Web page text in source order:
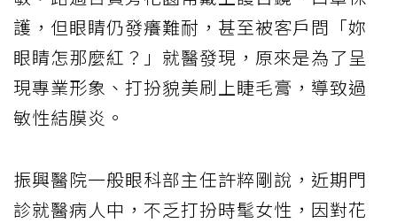
護，但眼睛仍發癢難耐，甚至被客戶問「妳
眼睛怎那麼紅？」就醫發現，原來是為了呈
現專業形象、打扮貌美刷上睫毛膏，導致過
敏性結膜炎。
振興醫院一般眼科部主任許粹剛說，近期門
診就醫病人中，不乏打扮時髦女性，因對花